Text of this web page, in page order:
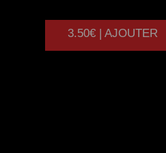
3.50€ | AJOUTER